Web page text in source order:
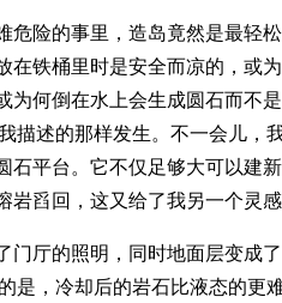
危险的事里，造岛竟然是最轻
在铁桶里时是安全而凉的，或
为何倒在水上会生成圆石而不是
描述的那样发生。不一会儿，
石平台。它不仅足够大可以建
岩舀回，这又给了我另一个灵
门厅的照明，同时地面层变成了
是，冷却后的岩石比液态的更